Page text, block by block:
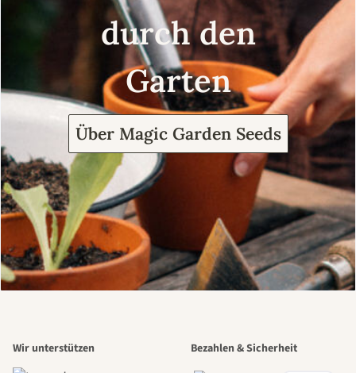
durch den
Garten
Über Magic Garden Seeds
Wir unterstützen Bezahlen & Sicherheit